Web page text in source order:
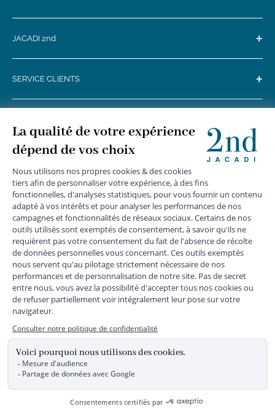
JACADI 2nd +
SERVICE CLIENTS +
MENTIONS LÉGALES
DONNÉES PERSONNELLES
*Livraison express gratuite en point relais dès 59 € et à domicile dès 150
€ vers la France Métropolitaine
Les données collectées par la société JACADI, responsable
du traitement, sont nécessaires à l'envoi de newsletters, à la
création de compte, pour le traitement, le suivi et la livraison
de votre commande, ainsi que pour le suivi de votre
adhésion au programme fidélité. Conformément au
Règlement Européen 2016/679 du 27 avril 2016 sur la
protection des données personnelles, vous bénéficiez d'un
rectification, d'opposition, d'effacement, de portabilité ou de
limitation aux traitements de données vous concernant.
Vous pouvez exercer vos droits en écrivant à JACADI –
Service Clients – 2/10 Rue Chaptal, 92300 LEVALLOIS-
Pour plus d'informations, vous pouvez consulter notre